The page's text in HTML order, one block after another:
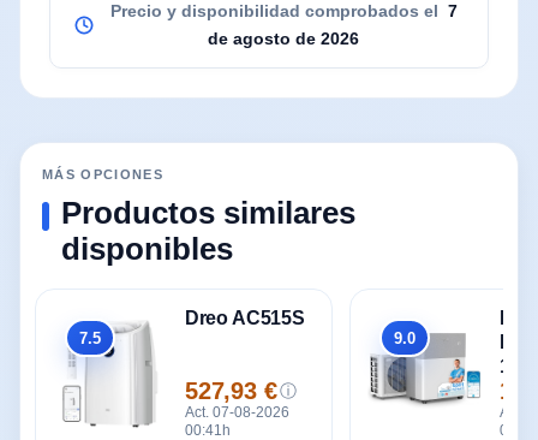
Precio y disponibilidad comprobados el 7
de agosto de 2026
MÁS OPCIONES
Productos similares
disponibles
Global
7.5
Dreo AC515S
Precio
527,93 € ⓘ
Act. 07-08-2026
00:41h
Global
9.0
1
Act.